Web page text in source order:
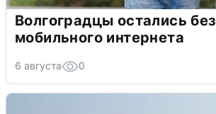
Волгоградцы остались без
мобильного интернета
6 августа 0